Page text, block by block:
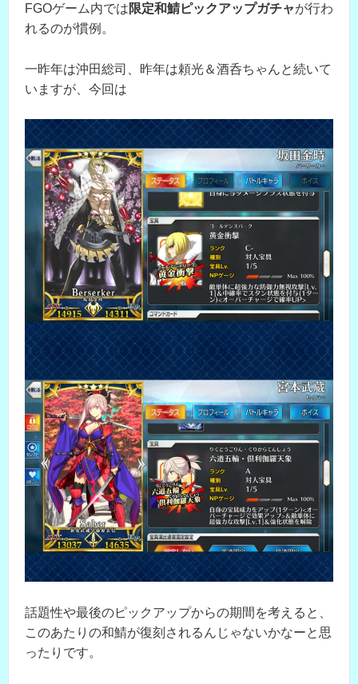
FGOゲーム内では限定和鯖ピックアップガチャが行わ
れるのが慣例。
一昨年は沖田総司、昨年は頼光＆酒呑ちゃんと続いて
いますが、今回は
話題性や最後のピックアップからの期間を考えると、
このあたりの和鯖が復刻されるんじゃないかなーと思
ったりです。